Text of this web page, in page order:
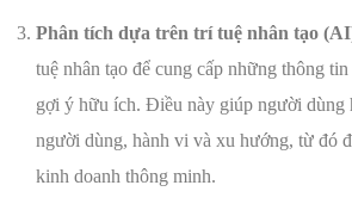
Phân tích dựa trên trí tuệ nhân tạo
tuệ nhân tạo để cung cấp những thông
gợi ý hữu ích. Điều này giúp người dùng
người dùng, hành vi và xu hướng, từ đó
kinh doanh thông minh.